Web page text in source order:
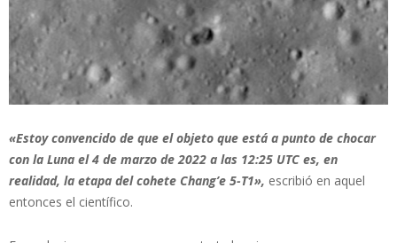
«Estoy convencido de que el objeto que está a punto de chocar
con la Luna el 4 de marzo de 2022 a las 12:25 UTC es, en
realidad, la etapa del cohete Chang’e 5-T1», escribió en aquel
entonces el científico.